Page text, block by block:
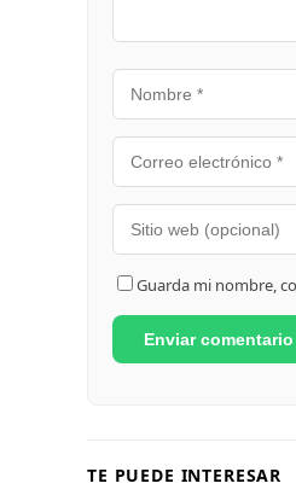
Guarda mi nombre,
TE PUEDE INTERESAR